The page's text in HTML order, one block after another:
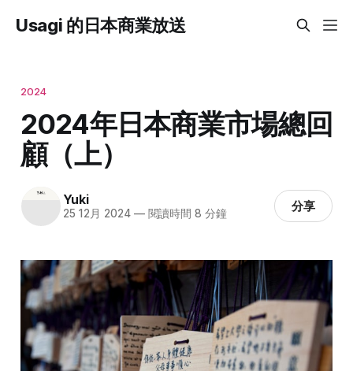
Usagi 的日本商業放送
2024
2024年日本商業市場總回
顧（上）
Yuki
25 12月 2024 —閱讀時間 8 分鐘 分享